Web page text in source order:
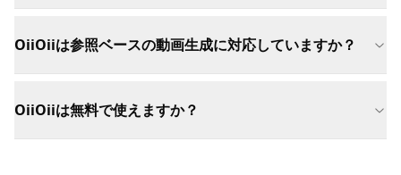
OiiOiiは参照ベースの動画生成に対応していますか？
OiiOiiは無料で使えますか？